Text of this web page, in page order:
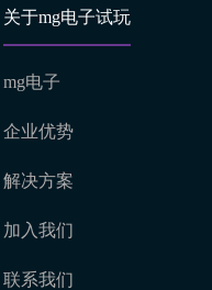
关于mg电子试玩
mg电子
企业优势
解决方案
加入我们
联系我们